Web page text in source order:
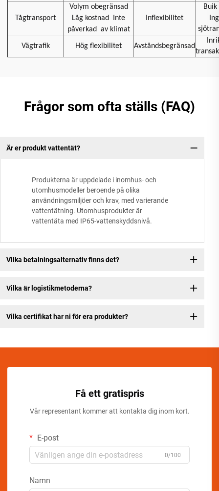
Tågtransport
Volym obegränsad
Låg kostnad
Inte
påverkad
av klimat
Inflexibilitet
Vägtrafik Hög flexibilitet Avståndsbegränsad
Frågor som ofta ställs (FAQ)
Är er produkt vattentät?
Produkterna är uppdelade i inomhus- och
utomhusmodeller beroende på olika
användningsmiljöer och krav, med varierande
vattentätning. Utomhusprodukter är
vattentäta med IP65-vattenskyddsnivå.
Vilka betalningsalternativ finns det?
Vilka är logistikmetoderna?
Vilka certifikat har ni för era produkter?
Få ett gratispris
Vår representant kommer att kontakta dig inom kort.
E-post
0/100
Namn